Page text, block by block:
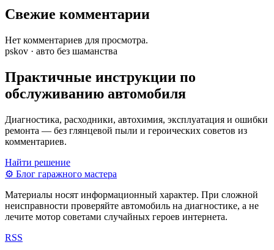
Свежие комментарии
Нет комментариев для просмотра.
pskov · авто без шаманства
Практичные инструкции по
обслуживанию автомобиля
Диагностика, расходники, автохимия, эксплуатация и ошибки
ремонта — без глянцевой пыли и героических советов из
комментариев.
Найти решение
⚙ Блог гаражного мастера
Материалы носят информационный характер. При сложной
неисправности проверяйте автомобиль на диагностике, а не
лечите мотор советами случайных героев интернета.
RSS